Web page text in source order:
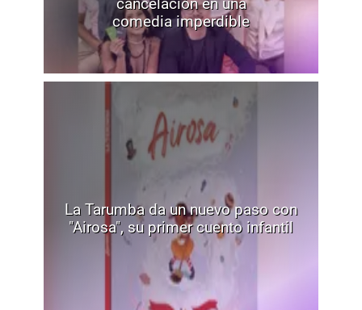
comedia imperdible
La Tarumba da un nuevo paso con
"Airosa", su primer cuento infantil